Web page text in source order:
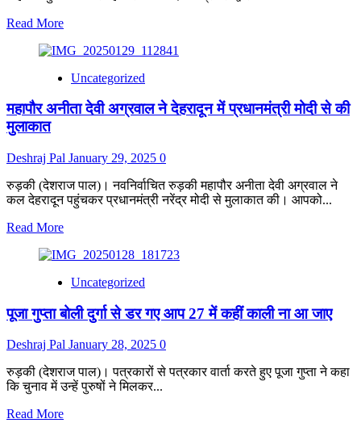
Read MoreRead
about
पर
अनीता
विजय
जुलूस
निकालना
राष्ट्रपिता
महात्मा
गांधी
अपमान:राजेंद्र
Uncategorized
महापौर अनीता देवी अग्रवाल ने देहरादून में प्रधानमंत्री मोदी से की
मुलाकात
Deshraj Pal January 29, 2025 0
रुड़की (देशराज पाल)। नवनिर्वाचित रुड़की महापौर अनीता देवी अग्रवाल ने
कल देहरादून पहुंचकर प्रधानमंत्री नरेंद्र मोदी से मुलाकात की। आपको...
Read MoreRead
about
अनीता
अग्रवाल
देहरादून
प्रधानमंत्री
मोदी
की
Uncategorized
पूजा गुप्ता बोली दुर्गा से डर गए आप 27 में कहीं काली ना आ जाए
Deshraj Pal January 28, 2025 0
रुड़की (देशराज पाल)। पत्रकारों से पत्रकार वार्ता करते हुए पूजा गुप्ता ने कहा
कि चुनाव में उन्हें पुरुषों ने मिलकर...
Read MoreRead